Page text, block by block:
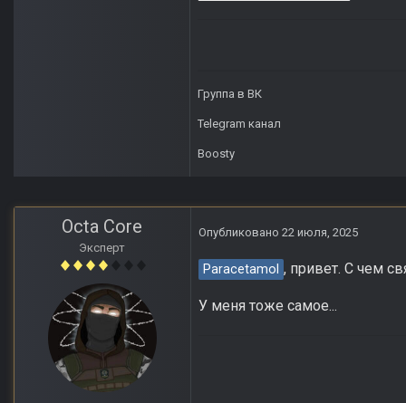
Группа в ВК
Telegram канал
Boosty
Octa Core
Эксперт
Опубликовано 22 июля, 2025
Paracetamol , привет. С чем
У меня тоже самое...